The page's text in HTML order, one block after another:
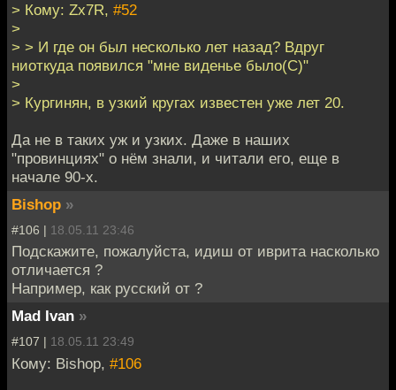
> Кому: Zx7R, #52
>
> > И где он был несколько лет назад? Вдруг
ниоткуда появился "мне виденье было(С)"
>
> Кургинян, в узкий кругах известен уже лет 20.
Да не в таких уж и узких. Даже в наших
"провинциях" о нём знали, и читали его, еще в
начале 90-х.
Bishop »
#106 | 18.05.11 23:46
Подскажите, пожалуйста, идиш от иврита насколько
отличается ?
Например, как русский от ?
Mad Ivan »
#107 | 18.05.11 23:49
Кому: Bishop, #106